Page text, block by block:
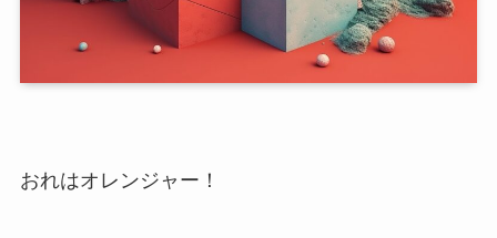
おれはオレンジャー！